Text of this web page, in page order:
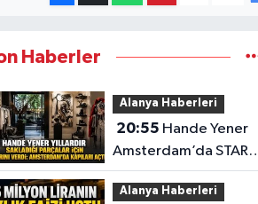
Haberler
Alanya Haberleri
20:55
Amsterdam’da STAR
Gene projesini hayata
geçirdi
Alanya Haberleri